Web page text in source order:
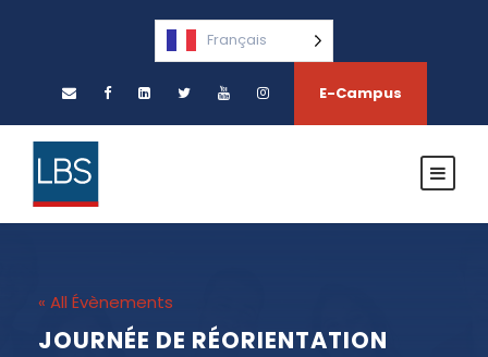
Français
E-Campus
« All Évènements
JOURNÉE DE RÉORIENTATION